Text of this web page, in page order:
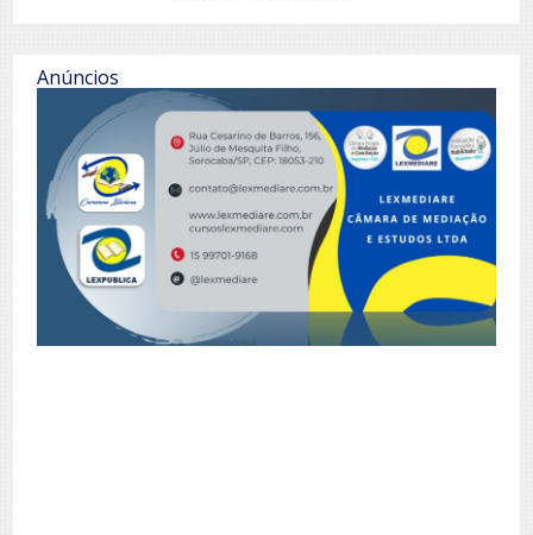
Anúncios